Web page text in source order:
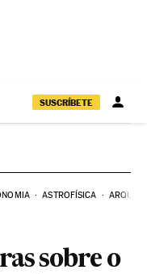
SUSCRÍBETE
ASTROFÍSICA
sobre o